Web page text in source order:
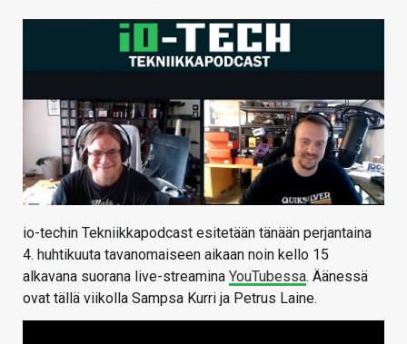
HAKU
io-techin Tekniikkapodcast esitetään tänään perjantaina
4. huhtikuuta tavanomaiseen aikaan noin kello 15
alkavana suorana live-streamina YouTubessa. Äänessä
ovat tällä viikolla Sampsa Kurri ja Petrus Laine.